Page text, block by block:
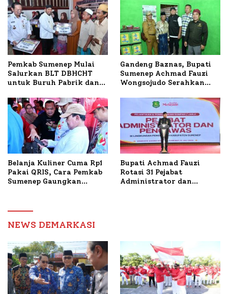
Terbakar
Sumenep Tinjau Langsung
Budidaya Lele dan Ayam
Petelur di Desa Bataal
Timur
Pemkab Sumenep Mulai
Salurkan BLT DBHCHT
untuk Buruh Pabrik dan
Gandeng Baznas, Bupati
Sumenep Achmad Fauzi
Wongsojudo Serahkan
Dua Kecamatan
Belanja Kuliner Cuma Rp1
Pakai QRIS, Cara Pemkab
Sumenep Gaungkan
Bupati Achmad Fauzi
Rotasi 31 Pejabat
Administrator dan
NEWS DEMARKASI